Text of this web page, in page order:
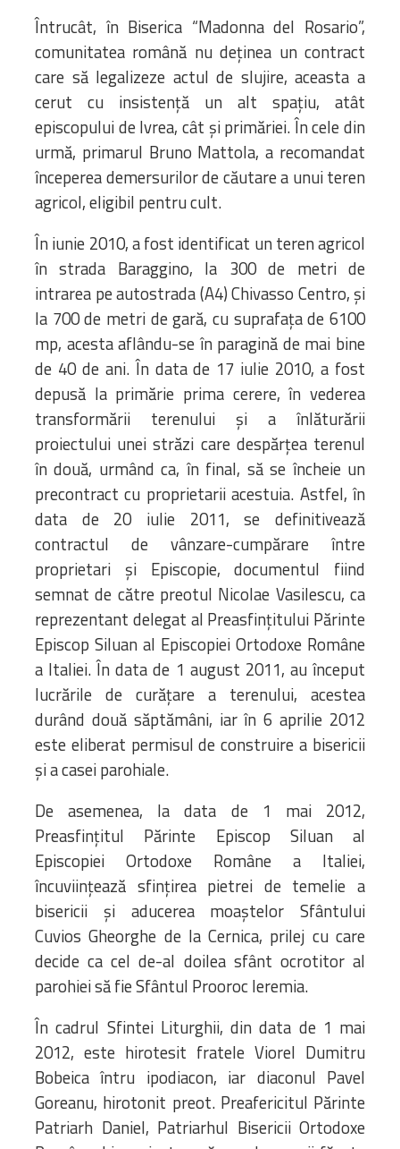
Întrucât, în Biserica “Madonna del Rosario”,
comunitatea română nu deţinea un contract
care să legalizeze actul de slujire, aceasta a
cerut cu insistenţă un alt spaţiu, atât
episcopului de Ivrea, cât şi primăriei. În cele din
urmă, primarul Bruno Mattola, a recomandat
începerea demersurilor de căutare a unui teren
agricol, eligibil pentru cult.
În iunie 2010, a fost identificat un teren agricol
în strada Baraggino, la 300 de metri de
intrarea pe autostrada (A4) Chivasso Centro, şi
la 700 de metri de gară, cu suprafaţa de 6100
mp, acesta aflându-se în paragină de mai bine
de 40 de ani. În data de 17 iulie 2010, a fost
depusă la primărie prima cerere, în vederea
transformării terenului şi a înlăturării
proiectului unei străzi care despărţea terenul
în două, urmând ca, în final, să se încheie un
precontract cu proprietarii acestuia. Astfel, în
data de 20 iulie 2011, se definitivează
contractul de vânzare-cumpărare între
proprietari şi Episcopie, documentul fiind
semnat de către preotul Nicolae Vasilescu, ca
reprezentant delegat al Preasfinţitului Părinte
Episcop Siluan al Episcopiei Ortodoxe Române
a Italiei. În data de 1 august 2011, au început
lucrările de curăţare a terenului, acestea
durând două săptămâni, iar în 6 aprilie 2012
este eliberat permisul de construire a bisericii
şi a casei parohiale.
De asemenea, la data de 1 mai 2012,
Preasfinţitul Părinte Episcop Siluan al
Episcopiei Ortodoxe Române a Italiei,
încuviinţează sfinţirea pietrei de temelie a
bisericii şi aducerea moaştelor Sfântului
Cuvios Gheorghe de la Cernica, prilej cu care
decide ca cel de-al doilea sfânt ocrotitor al
parohiei să fie Sfântul Prooroc Ieremia.
În cadrul Sfintei Liturghii, din data de 1 mai
2012, este hirotesit fratele Viorel Dumitru
Bobeica întru ipodiacon, iar diaconul Pavel
Goreanu, hirotonit preot. Preafericitul Părinte
Patriarh Daniel, Patriarhul Bisericii Ortodoxe